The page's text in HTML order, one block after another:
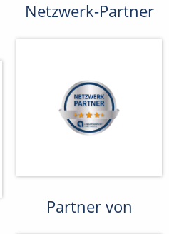
Netzwerk-Partner
Partner von